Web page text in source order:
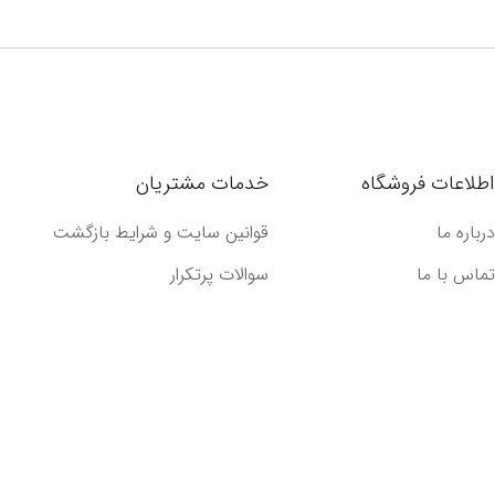
اطلاعات فروشگاه
درباره ما
تماس با ما
خدمات مشتریان
قوانین سایت و شرایط بازگشت
سوالات پرتکرار